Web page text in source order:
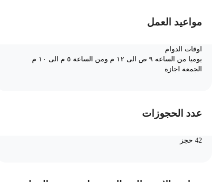
مواعيد العمل
اوقات الدوام
يوميا من الساعه ٩ ص الى ١٢ م ومن الساعة ٥ م الى ١٠ م
الجمعة اجازة
عدد الحجوزات